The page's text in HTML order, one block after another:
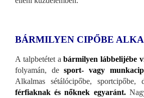
BÁRMILYEN CIPŐBE
A talpbetétet abármilyen lábbelijébe
folyamán, desport- vagy
Alkalmas sétálócipőbe, sportcipőbe,
férfiaknak és nőknek egyaránt.